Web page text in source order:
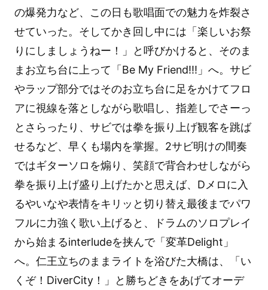
の爆発力など、この日も歌唱面での魅力を炸裂さ
せていった。そしてかき回し中には「楽しいお祭
りにしましょうねー！」と呼びかけると、そのま
まお立ち台に上って「Be My Friend!!!」へ。サビ
やラップ部分ではそのお立ち台に足をかけてフロ
アに視線を落としながら歌唱し、指差しでさーっ
とさらったり、サビでは拳を振り上げ観客を跳ば
せるなど、早くも場内を掌握。2サビ明けの間奏
ではギターソロを煽り、笑顔で背合わせしながら
拳を振り上げ盛り上げたかと思えば、Dメロに入
るやいなや表情をキリッと切り替え最後までパワ
フルに力強く歌い上げると、ドラムのソロプレイ
から始まるinterludeを挟んで「変革Delight」
へ。仁王立ちのままライトを浴びた大橋は、「い
くぞ！DiverCity！」と勝ちどきをあげてオーデ